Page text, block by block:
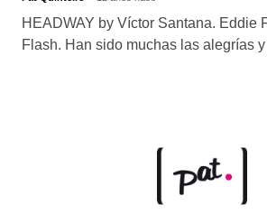
HEADWAY by Víctor Santana. Eddie
Flash. Han sido muchas las alegrías